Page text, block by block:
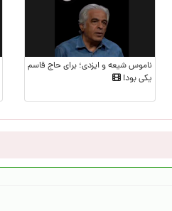
ناموس شیعه و ایزدی؛ برای حاج قاسم
یکی بود!